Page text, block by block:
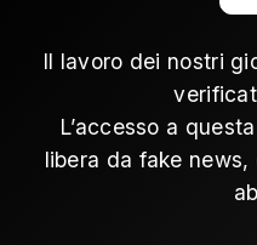
Il lavoro dei nostri
L’accesso a
libera da fake